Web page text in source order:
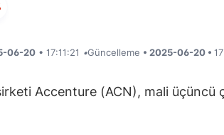
06-20 • 17:11:21 •Güncelleme • 2025-06-20 •
Accenture (ACN), mali üçüncü